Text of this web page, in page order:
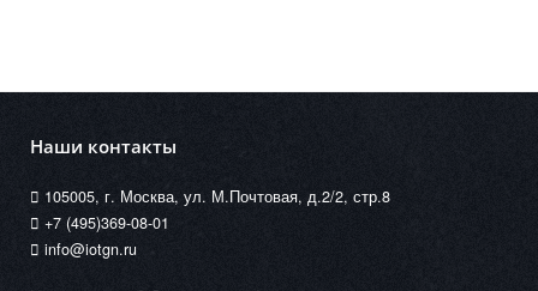
Наши контакты
105005, г. Москва, ул. М.Почтовая, д.2/2, стр.8
+7 (495)369-08-01
info@iotgn.ru